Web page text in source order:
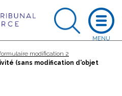
modification 2
(sans modification d'objet